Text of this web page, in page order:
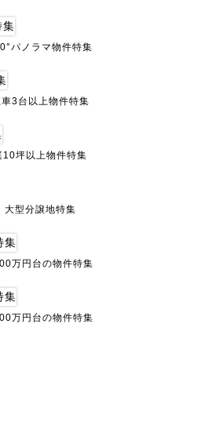
パノラマ物件特集
3台以上物件特集
10坪以上物件特集
大型分譲地特集
万円台の物件特集
万円台の物件特集